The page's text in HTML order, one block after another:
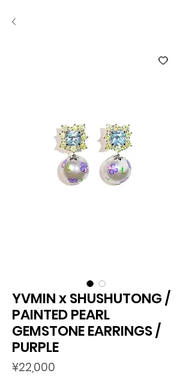
YVMIN x SHUSHUTONG /
PAINTED PEARL
GEMSTONE EARRINGS /
PURPLE
¥22,000